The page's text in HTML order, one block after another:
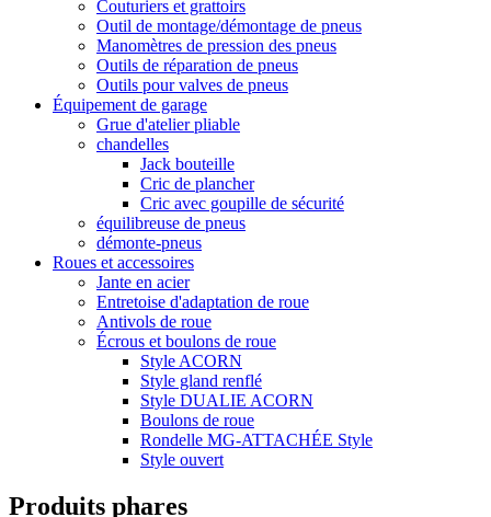
Couturiers et grattoirs
Outil de montage/démontage de pneus
Manomètres de pression des pneus
Outils de réparation de pneus
Outils pour valves de pneus
Équipement de garage
Grue d'atelier pliable
chandelles
Jack bouteille
Cric de plancher
Cric avec goupille de sécurité
équilibreuse de pneus
démonte-pneus
Roues et accessoires
Jante en acier
Entretoise d'adaptation de roue
Antivols de roue
Écrous et boulons de roue
Style ACORN
Style gland renflé
Style DUALIE ACORN
Boulons de roue
Rondelle MG-ATTACHÉE Style
Style ouvert
Produits phares